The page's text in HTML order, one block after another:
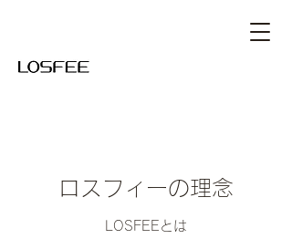
​​ロスフィーの理念
LOSFEEとは